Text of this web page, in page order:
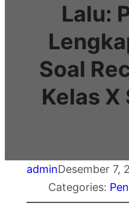
Lalu:
Soal
Kelas
adminDesember 7,
Categories: